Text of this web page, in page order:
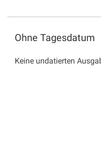
Ohne Tagesdatum
Keine undatierten